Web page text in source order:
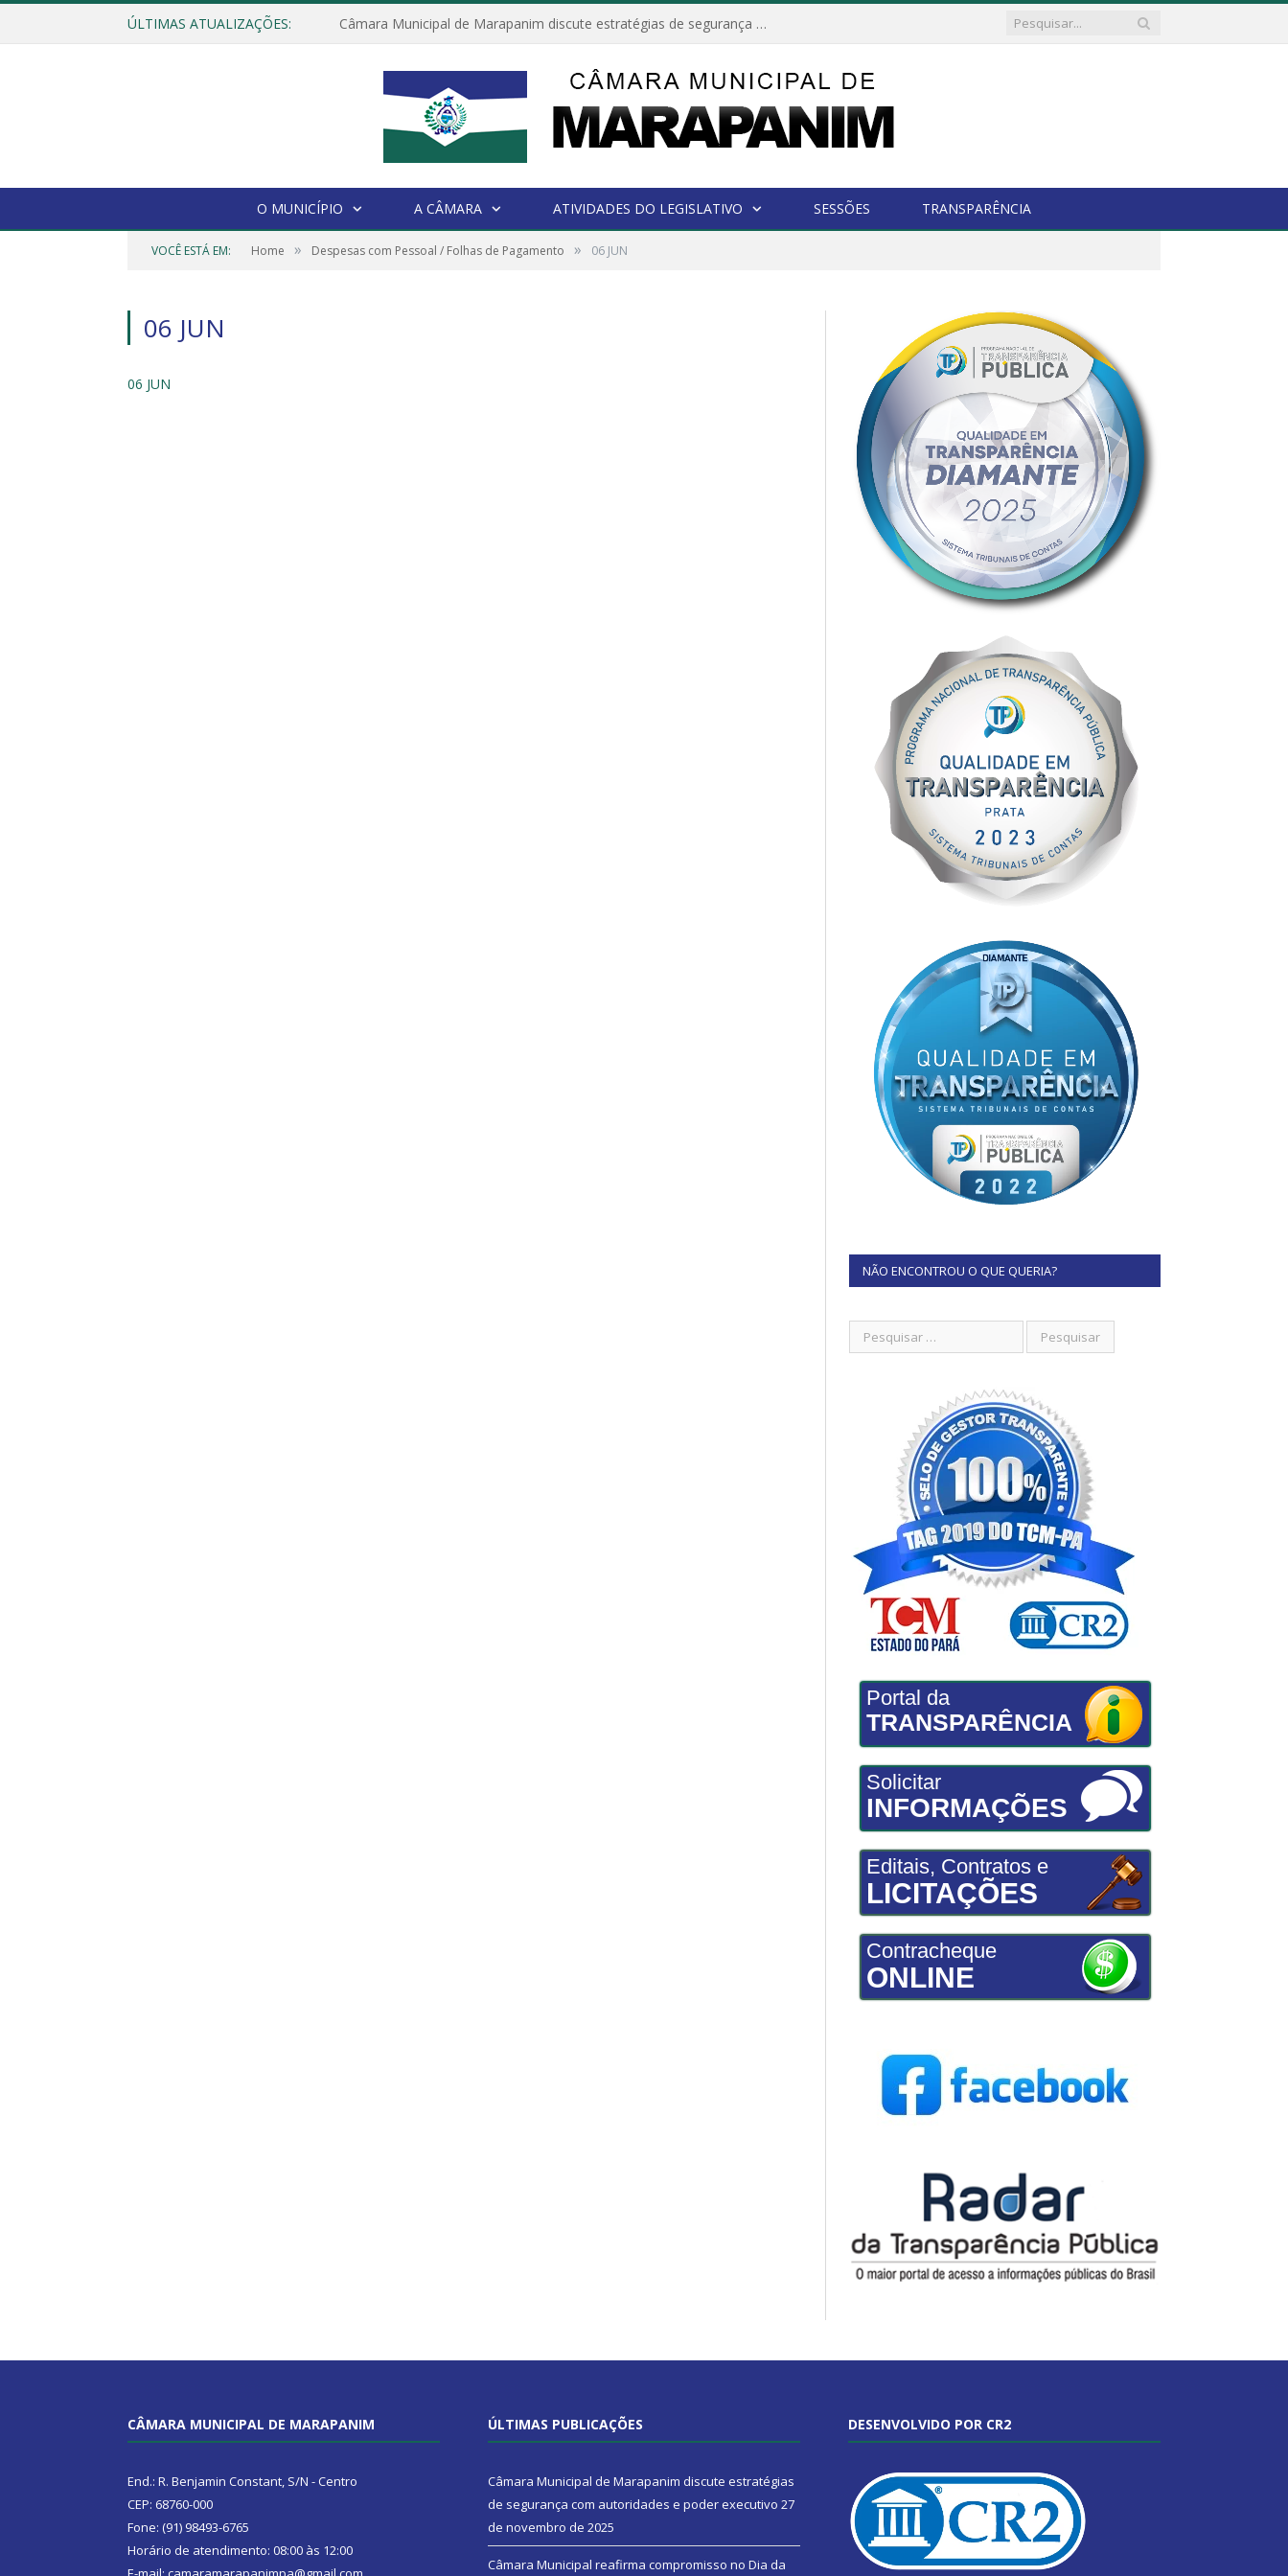
ÚLTIMAS ATUALIZAÇÕES: Câmara Municipal de Marapanim discute estratégias de segurança com autoridades e poder executivo
O MUNICÍPIO A CÂMARA ATIVIDADES DO LEGISLATIVO SESSÕES TRANSPARÊNCIA
VOCÊ ESTÁ EM: Home » Despesas com Pessoal / Folhas de Pagamento » 06 JUN
06 JUN
06 JUN
NÃO ENCONTROU O QUE QUERIA?
Portal da
TRANSPARÊNCIA
Solicitar
INFORMAÇÕES
Editais, Contratos e
LICITAÇÕES
Contracheque
ONLINE
CÂMARA MUNICIPAL DE MARAPANIM
End.: R. Benjamin Constant, S/N - Centro
CEP: 68760-000
Fone: (91) 98493-6765
Horário de atendimento: 08:00 às 12:00
ÚLTIMAS PUBLICAÇÕES
Câmara Municipal de Marapanim discute estratégias
de segurança com autoridades e poder executivo 27
de novembro de 2025
Câmara Municipal reafirma compromisso no Dia da
DESENVOLVIDO POR CR2